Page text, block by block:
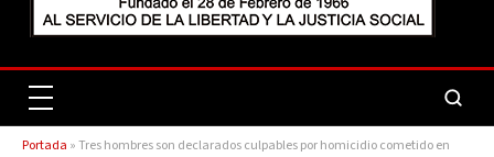
Portada »Tres hombres son declarados culpables por homicidio cometido en